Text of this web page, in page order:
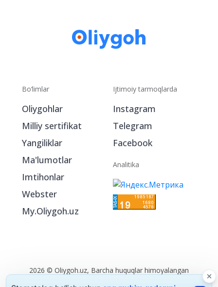
Bo‘limlar
Oliygohlar
Imtihonlar
Ijtimoiy tarmoqlarda
Telegram
Facebook
Analitika